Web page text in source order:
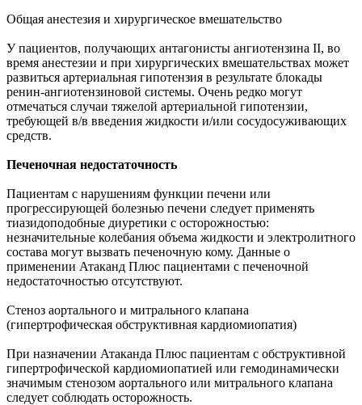
Общая анестезия и хирургическое вмешательство
У пациентов, получающих антагонисты ангиотензина II, во
время анестезии и при хирургических вмешательствах может
развиться артериальная гипотензия в результате блокады
ренин-ангиотензиновой системы. Очень редко могут
отмечаться случаи тяжелой артериальной гипотензии,
требующей в/в введения жидкости и/или сосудосуживающих
средств.
Печеночная недостаточность
Пациентам с нарушениям функции печени или
прогрессирующей болезнью печени следует применять
тиазидоподобные диуретики с осторожностью:
незначительные колебания объема жидкости и электролитного
состава могут вызвать печеночную кому. Данные о
применении Атаканд Плюс пациентами с печеночной
недостаточностью отсутствуют.
Стеноз аортального и митрального клапана
(гипертрофическая обструктивная кардиомиопатия)
При назначении Атаканда Плюс пациентам с обструктивной
гипертрофической кардиомиопатией или гемодинамически
значимым стенозом аортального или митрального клапана
следует соблюдать осторожность.